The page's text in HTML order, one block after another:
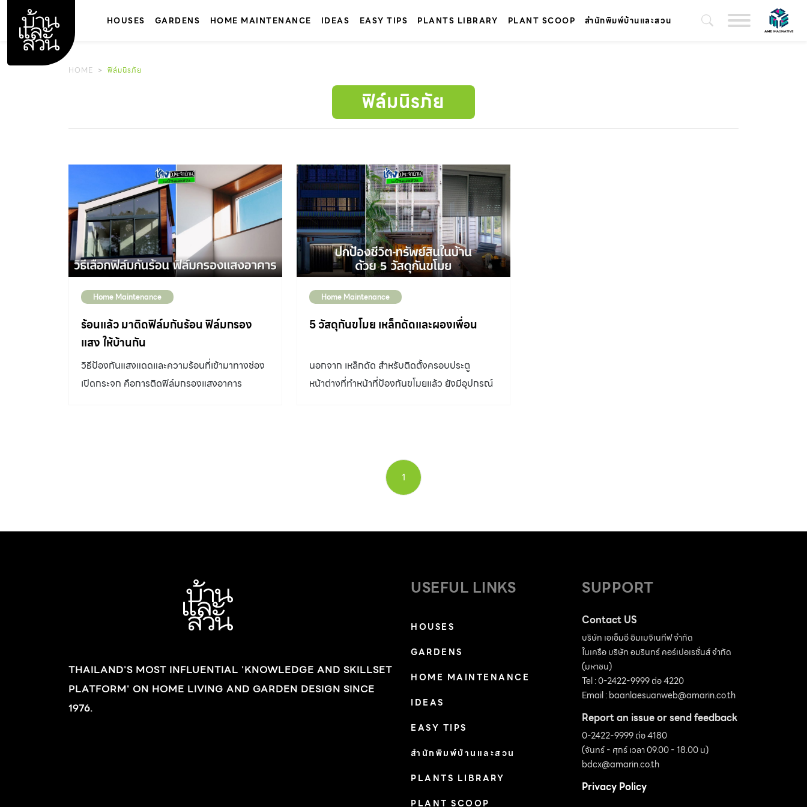
content
HOUSES GARDENS HOME MAINTENANCE IDEAS EASY TIPS PLANTS LIBRARY PLANT SCOOP สำนักพิมพ์บ้านและสวน
HOME ฟิล์มนิรภัย
ฟิล์มนิรภัย
Home Maintenance
ร้อนแล้ว มาติดฟิล์มกันร้อน ฟิล์มกรอง
แสง ให้บ้านกัน
วิธีป้องกันแสงแดดและความร้อนที่เข้ามาทางช่อง
เปิดกระจก คือการติดฟิล์มกรองแสงอาคาร
ร้อนที่นิยมใช้งานกัน ประเภทของฟิล์มกรองแสง
อาคาร 1.ฟิล์มปรอท คือ ฟิล์มที่ผสมโลหะต่างๆ ใน
การผลิต (ไม่ได้ฉาบสารปรอทในเนื้อฟิล์มแต่อย่าง
ใด) ทำให้เนื้อฟิล์มมีความมันวาว สามารถสะท้อน
เพราะมองเข้ามาไม่เห็นจากภายนอก (เมื่อภายในมืด
กว่า) แต่ความมันวาวของฟิล์มที่คล้ายกระจกเงา
จะมีการสะท้อนแสง อาจทำให้ไปรบกวนเพื่อนบ้าน
Home Maintenance
5 วัสดุกันขโมย เหล็กดัดและผองเพื่อน
นอกจาก เหล็กดัด สำหรับติดตั้งครอบประตู
หน้าต่างที่ทำหน้าที่ป้องกันขโมยแล้ว ยังมีอุปกรณ์
1
THAILAND'S MOST INFLUENTIAL 'KNOWLEDGE AND SKILLSET
PLATFORM' ON HOME LIVING AND GARDEN DESIGN SINCE
1976.
USEFUL LINKS
HOUSES
GARDENS
HOME MAINTENANCE
IDEAS
EASY TIPS
สำนักพิมพ์บ้านและสวน
PLANTS LIBRARY
PLANT SCOOP
SUPPORT
Contact US
บริษัท เอเอ็มอี อิมเมจิเนทีฟ จำกัด
ในเครือ บริษัท อมรินทร์ คอร์เปอเรชั่นส์ จำกัด
(มหาชน)
Tel : 0-2422-9999 ต่อ 4220
Email :baanlaesuanweb@amarin.co.th
Report an issue or send feedback
0-2422-9999 ต่อ 4180
(จันทร์ - ศุกร์ เวลา 09.00 - 18.00 น)
bdcx@amarin.co.th
Privacy Policy